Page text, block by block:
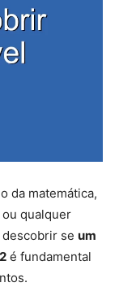
da matemática,
qualquer
se um
é fundamental